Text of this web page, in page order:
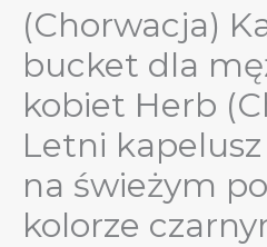
(Chorwacja)
bucket dla
kobiet Herb
Letni
na świeżym
kolorze